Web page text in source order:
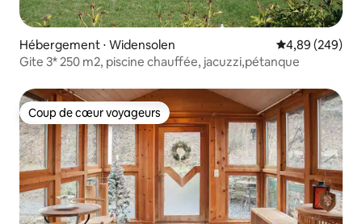
Hébergement ⋅ Widensolen Évaluation
4,89 (249)
Gite 3* 250 m2, piscine chauffée, jacuzzi,pétanque
Coup de cœur voyageurs
Coup de cœur voyageurs